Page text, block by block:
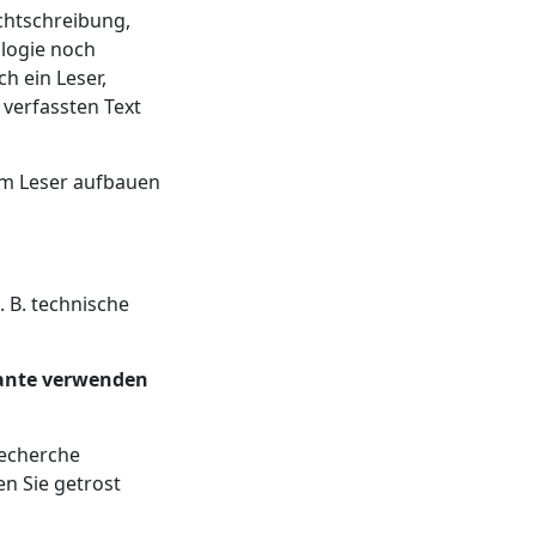
noch
ein Leser,
Text
Leser aufbauen
technische
verwenden
Sie getrost